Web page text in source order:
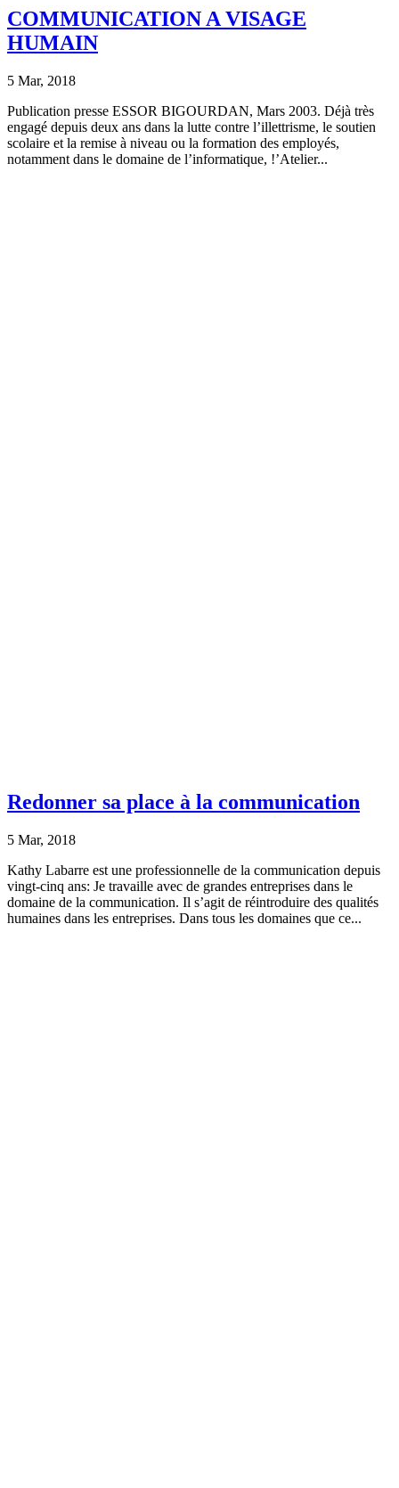
COMMUNICATION A VISAGE
HUMAIN
5 Mar, 2018
Publication presse ESSOR BIGOURDAN, Mars 2003. Déjà très
engagé depuis deux ans dans la lutte contre l’illettrisme, le soutien
scolaire et la remise à niveau ou la formation des employés,
notamment dans le domaine de l’informatique, !’Atelier...
Redonner sa place à la communication
5 Mar, 2018
Kathy Labarre est une professionnelle de la communication depuis
vingt-cinq ans: Je travaille avec de grandes entreprises dans le
domaine de la communication. Il s’agit de réintroduire des qualités
humaines dans les entreprises. Dans tous les domaines que ce...